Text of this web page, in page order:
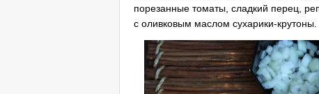
порезанные томаты, сладкий перец,
с оливковым маслом сухарики-крутоны.